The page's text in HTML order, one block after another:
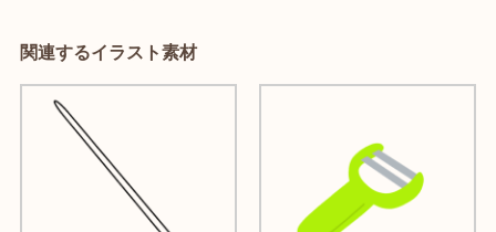
関連するイラスト素材